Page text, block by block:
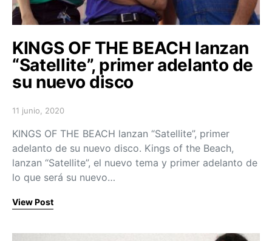
KINGS OF THE BEACH lanzan
“Satellite”, primer adelanto de
su nuevo disco
Posted on
11 junio, 2020
KINGS OF THE BEACH lanzan “Satellite”, primer
adelanto de su nuevo disco. Kings of the Beach,
lanzan “Satellite”, el nuevo tema y primer adelanto de
lo que será su nuevo…
View Post